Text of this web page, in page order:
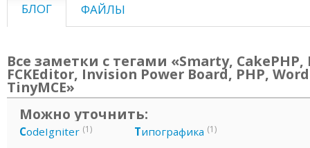
БЛОГ ФАЙЛЫ
Все заметки с тегами «Smarty,
FCKEditor, Invision Power Board, PHP,
TinyMCE»
Можно уточнить:
CodeIgniter (1) Типографика (1)